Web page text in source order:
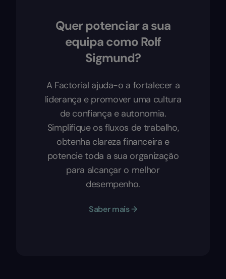
Quer potenciar a sua
equipa como Rolf
Sigmund?
A Factorial ajuda-o a fortalecer a
liderança e promover uma cultura
de confiança e autonomia.
Simplifique os fluxos de trabalho,
obtenha clareza financeira e
potencie toda a sua organização
para alcançar o melhor
desempenho.
Saber mais →